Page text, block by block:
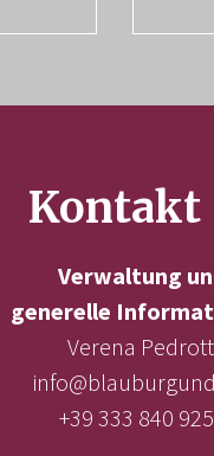
Kontakt
Verwaltung
generelle
Verena
+39 333 840